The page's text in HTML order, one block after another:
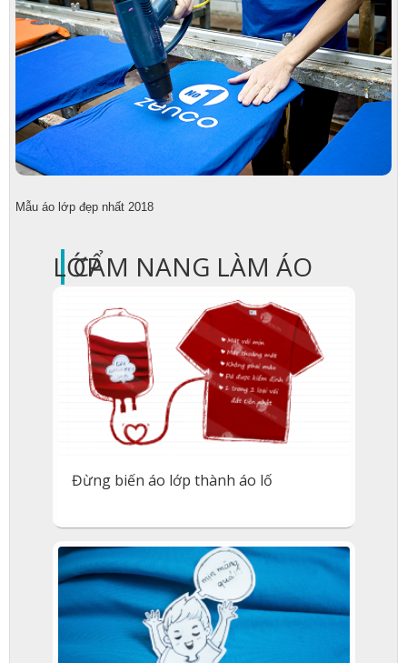
Mẫu áo lớp đẹp nhất 2018
|
CẨM NANG LÀM ÁO LỚP
Đừng biến áo lớp thành áo lố